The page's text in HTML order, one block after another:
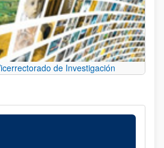
de Investigación